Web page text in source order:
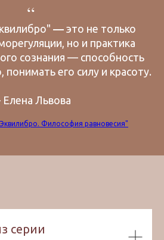
“
— это не только
но и практика
сознания — способность
понимать его силу и красоту.
Львова
Эквилибро. Философия равновесия"
серии